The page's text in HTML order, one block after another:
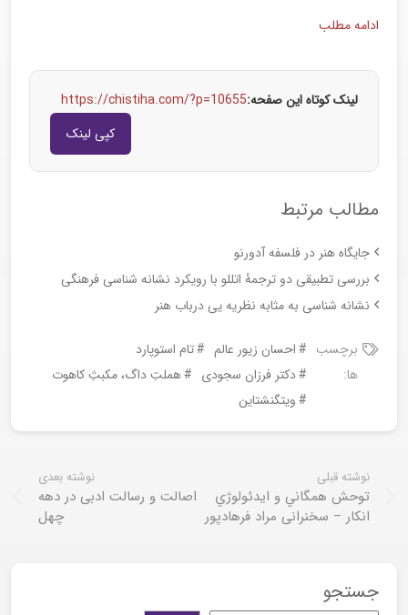
ادامه مطلب
لینک کوتاه این صفحه:https://chistiha.com/?p=10655
کپی لینک
مطالب مرتبط
جایگاه هنر در فلسفه آدورنو
بررسی تطبیقی دو ترجمۀ اتللو با رویکرد نشانه شناسی فرهنگی
نشانه شناسی به مثابه نظریه یی درباب هنر
برچسب
ها:
احسان زیور عالم
تام استوپارد
دکتر فرزان سجودی
هملتِ داگ، مکبثِ کاهوت
ویتگنشتاین
نوشته قبلی
توحش همگاني و ايدئولوژي
انكار – سخنرانی مراد فرهادپور
نوشته بعدی
اصالت و رسالت ادبی در دهه
چهل
جستجو